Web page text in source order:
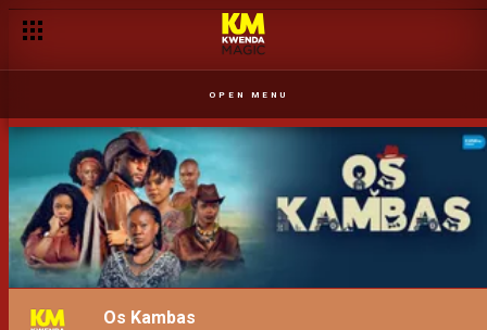
OPEN MENU
Os Kambas